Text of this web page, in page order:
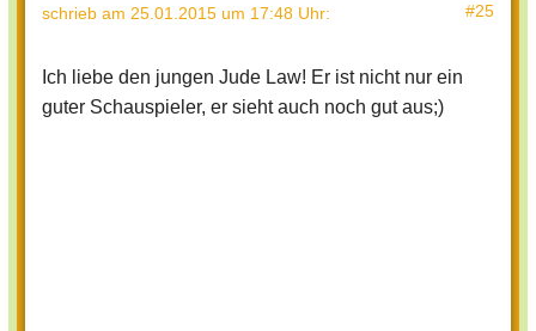
schrieb am 25.01.2015 um 17:48 Uhr: #25
Ich liebe den jungen Jude Law! Er ist nicht nur ein
guter Schauspieler, er sieht auch noch gut aus;)